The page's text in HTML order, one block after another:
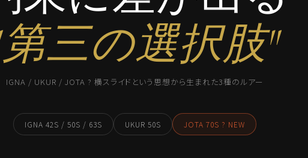
三の選択肢"
IGNA / UKUR / JOTA ? 横スライドという思想から生まれた3種のルアー
IGNA 42S / 50S / 63S UKUR 50S JOTA 70S ? NEW